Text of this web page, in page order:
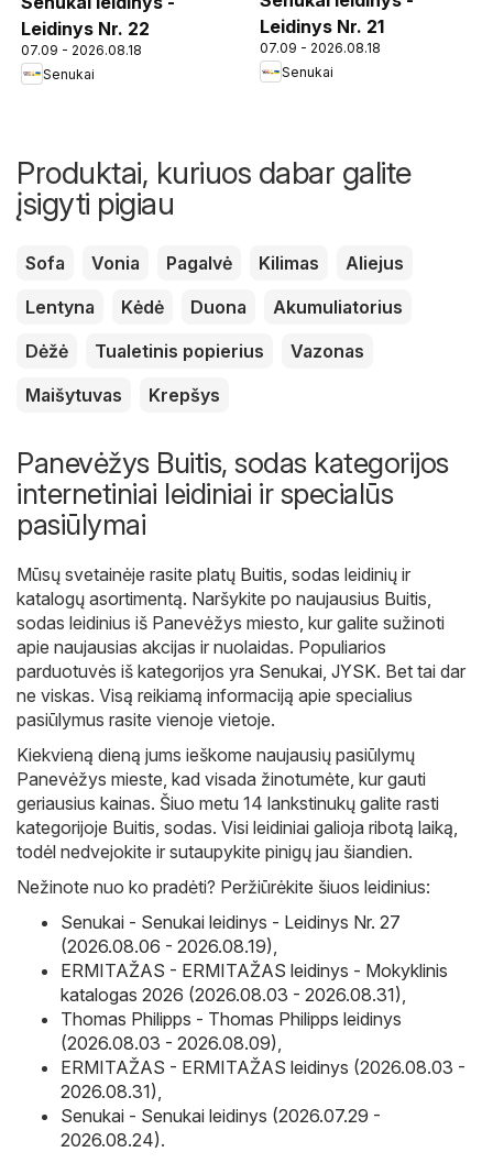
Leidinys Nr. 22
07.09 - 2026.08.18
Senukai
Leidinys Nr. 21
07.09 - 2026.08.18
Senukai
Produktai, kuriuos dabar galite
įsigyti pigiau
Sofa Vonia Pagalvė Kilimas
Aliejus
Lentyna
Kėdė Duona
Akumuliatorius
Dėžė
Tualetinis popierius
Vazonas
Maišytuvas
Krepšys
Panevėžys Buitis, sodas kategorijos
internetiniai leidiniai ir specialūs
pasiūlymai
Mūsų svetainėje rasite platų Buitis, sodas leidinių ir
katalogų asortimentą. Naršykite po naujausius Buitis,
sodas leidinius iš Panevėžys miesto, kur galite sužinoti
apie naujausias akcijas ir nuolaidas. Populiarios
parduotuvės iš kategorijos yra Senukai, JYSK. Bet tai dar
ne viskas. Visą reikiamą informaciją apie specialius
pasiūlymus rasite vienoje vietoje.
Kiekvieną dieną jums ieškome naujausių pasiūlymų
Panevėžys mieste, kad visada žinotumėte, kur gauti
geriausius kainas. Šiuo metu 14 lankstinukų galite rasti
kategorijoje Buitis, sodas. Visi leidiniai galioja ribotą laiką,
todėl nedvejokite ir sutaupykite pinigų jau šiandien.
Nežinote nuo ko pradėti? Peržiūrėkite šiuos leidinius:
Senukai - Senukai leidinys - Leidinys Nr. 27
(2026.08.06 - 2026.08.19),
ERMITAŽAS - ERMITAŽAS leidinys - Mokyklinis
katalogas 2026 (2026.08.03 - 2026.08.31),
Thomas Philipps - Thomas Philipps leidinys
(2026.08.03 - 2026.08.09),
ERMITAŽAS - ERMITAŽAS leidinys (2026.08.03 -
2026.08.31),
Senukai - Senukai leidinys (2026.07.29 -
2026.08.24).